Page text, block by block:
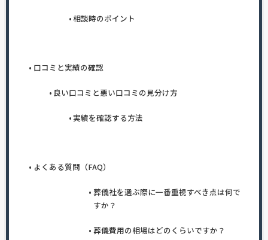
相談時のポイント
口コミと実績の確認
良い口コミと悪い口コミの見分け方
実績を確認する方法
よくある質問（FAQ）
葬儀社を選ぶ際に一番重視すべき点は何で
すか？
葬儀費用の相場はどのくらいですか？